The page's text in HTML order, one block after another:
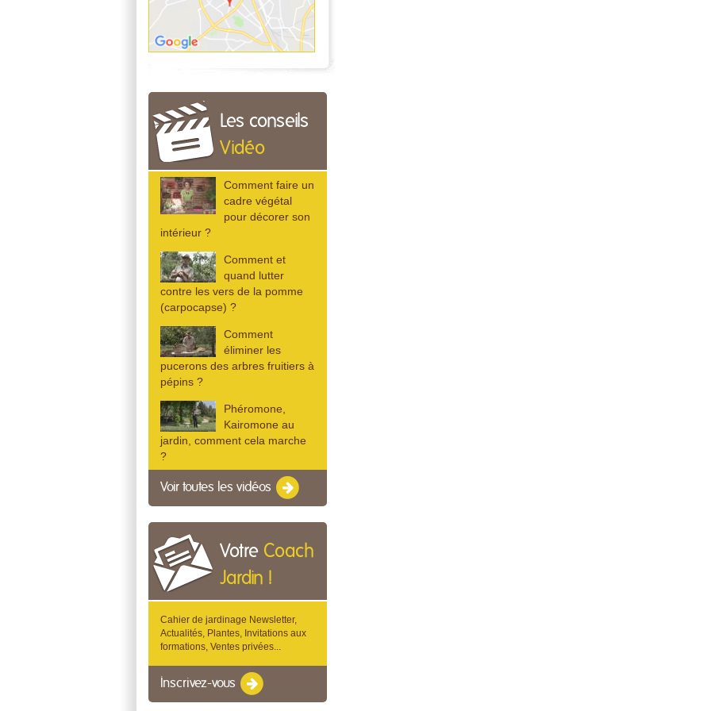
Les conseils
Vidéo
Comment faire un
cadre végétal
pour décorer son
intérieur ?
Comment et
quand lutter
contre les vers de la pomme
(carpocapse) ?
Comment
éliminer les
pucerons des arbres fruitiers à
pépins ?
Phéromone,
Kairomone au
jardin, comment cela marche
?
Voir toutes les vidéos
Votre Coach
Jardin !
Cahier de jardinage Newsletter,
Actualités, Plantes, Invitations aux
formations, Ventes privées...
Inscrivez-vous